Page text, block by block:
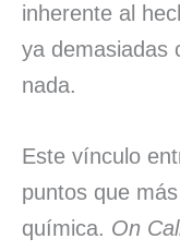
inherente al
ya demasiadas
nada.
Este vínculo
puntos que
química. On